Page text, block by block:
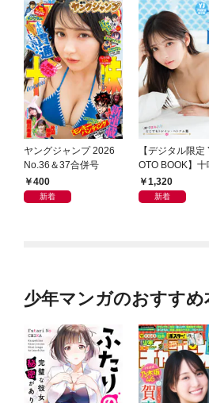
ヤングジャンプ 2026
No.36＆37合併号
400
新着
【デジタル限定
OTO BOOK】十
集「続・『ぽみ
どこでもトレイ
1,320
新着
少年マンガのおすすめ